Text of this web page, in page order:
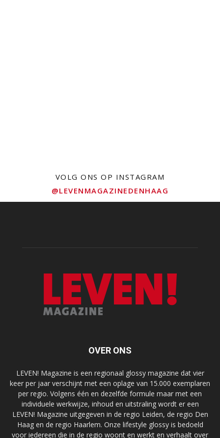
VOLG ONS OP INSTAGRAM
@LEVENMAGAZINEDENHAAG
OVER ONS
LEVEN! Magazine is een regionaal glossy magazine dat vier
keer per jaar verschijnt met een oplage van 15.000 exemplaren
per regio. Volgens één en dezelfde formule maar met een
individuele werkwijze, inhoud en uitstraling wordt er een
LEVEN! Magazine uitgegeven in de regio Leiden, de regio Den
Haag en de regio Haarlem. Onze lifestyle glossy is bedoeld
voor iedereen die in de regio woont en werkt en verhaalt over